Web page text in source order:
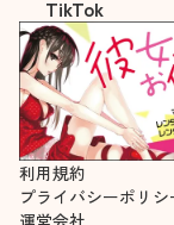
TikTok
利用規約
プライバシーポリシ
運営会社